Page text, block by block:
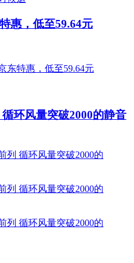
惠，低至59.64元
环风量突破2000的静音